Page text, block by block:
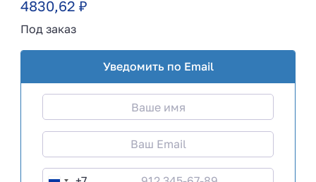
4830,62 ₽
Под заказ
Уведомить по Email